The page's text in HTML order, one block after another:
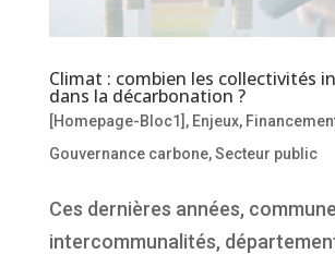
Climat : combien les collectivités
dans la décarbonation ?
[Homepage-Bloc1] , Enjeux,
Gouvernance carbone,Secteur public
Ces dernières années,
intercommunalités,